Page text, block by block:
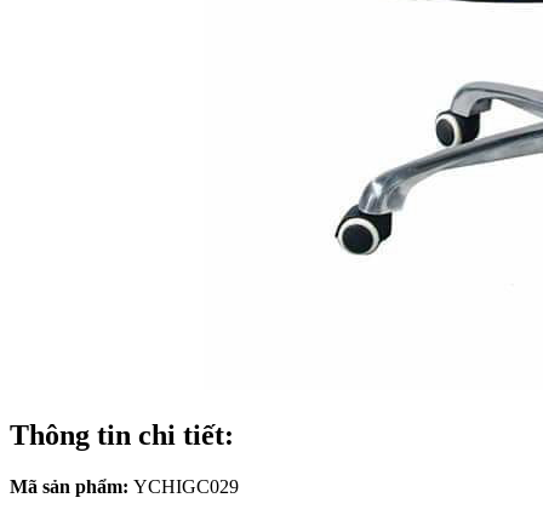
Thông tin chi tiết:
Mã sản phẩm: YCHIGC029